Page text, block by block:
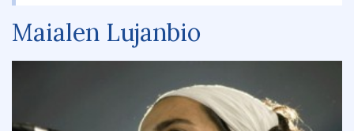
Maialen Lujanbio